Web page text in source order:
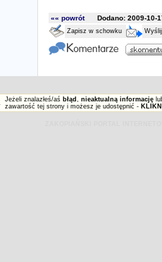
«« powrótDodano: 2009-10-
Zapisz w schowku
Jeżeli znalazłeś/aś błąd , nieaktualną informację
zawartość tej strony i możesz je udostępnić -